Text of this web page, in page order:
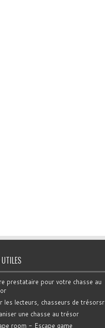
prestataire pour votre chasse au
les lecteurs, chasseurs de trésorsr
une chasse au trésor
room - Escape game